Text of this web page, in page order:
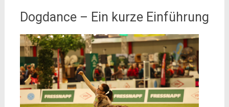
Dogdance – Ein kurze Einführung